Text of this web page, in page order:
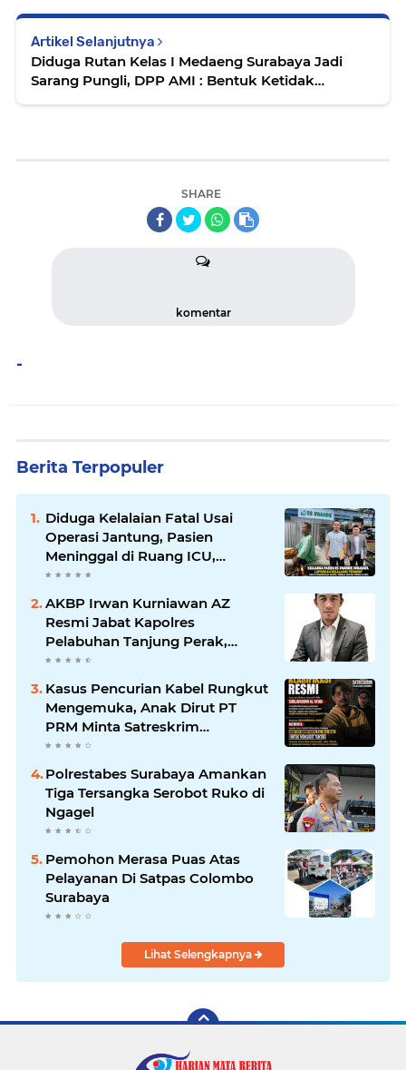
Artikel Selanjutnya
Diduga Rutan Kelas I Medaeng Surabaya Jadi
Sarang Pungli, DPP AMI : Bentuk Ketidak
SHARE
komentar
-
Berita Terpopuler
Diduga Kelalaian Fatal Usai
Operasi Jantung, Pasien
Meninggal di Ruang ICU,
Keluarga Tuntut RSUD dr.
Soewandhie Bertanggung
Jawab
AKBP Irwan Kurniawan AZ
Resmi Jabat Kapolres
Pelabuhan Tanjung Perak,
Pimpinan Redaksi
HarianMataBerita.com
Sampaikan Ucapan Selamat
Kasus Pencurian Kabel Rungkut
Mengemuka, Anak Dirut PT
PRM Minta Satreskrim
Polrestabes Surabaya Usut
Hingga Tuntas
Polrestabes Surabaya Amankan
Tiga Tersangka Serobot Ruko di
Ngagel
Pemohon Merasa Puas Atas
Pelayanan Di Satpas Colombo
Surabaya
Lihat Selengkapnya